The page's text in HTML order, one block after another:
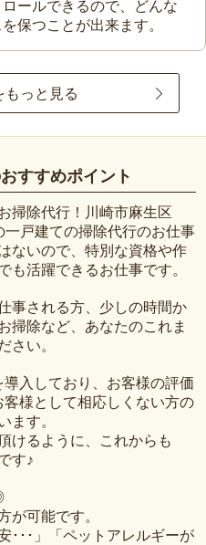
ールできるので、どんな
保つことが出来ます。
もっと見る
すすめポイント
掃除代行！川崎市麻生区
一戸建ての掃除代行のお仕事
ないので、特別な資格や作
も活躍できるお仕事です。
事される方、少しの時間か
掃除など、あなたのこれま
さい。
入しており、お客様の評価
様として相応しくない方の
ます。
けるように、これからも
す♪
が可能です。
･･･」「ペットアレルギーが